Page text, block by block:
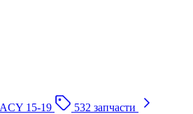
15-19 532 запчасти